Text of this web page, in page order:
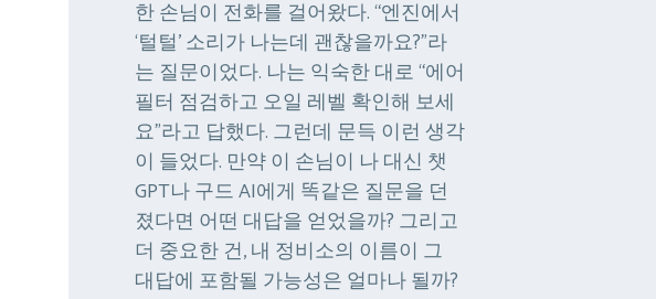
한 손님이 전화를 걸어왔다. “엔진에서
‘털털’ 소리가 나는데 괜찮을까요?”라
는 질문이었다. 나는 익숙한 대로 “에어
필터 점검하고 오일 레벨 확인해 보세
요”라고 답했다. 그런데 문득 이런 생각
이 들었다. 만약 이 손님이 나 대신 챗
GPT나 구드 AI에게 똑같은 질문을 던
졌다면 어떤 대답을 얻었을까? 그리고
더 중요한 건, 내 정비소의 이름이 그
대답에 포함될 가능성은 얼마나 될까?